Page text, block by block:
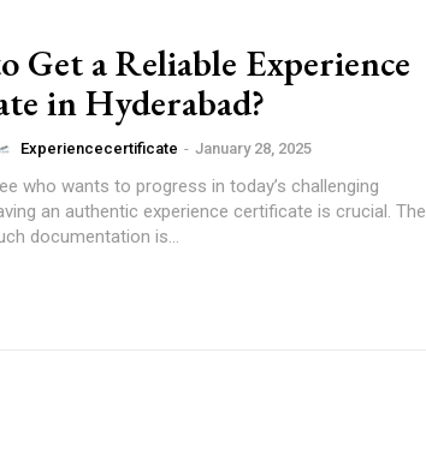
Get a Reliable Experience
in Hyderabad?
Experiencecertificate - January 28, 2025
who wants to progress in today’s challenging
an authentic experience certificate is crucial. The
documentation is...